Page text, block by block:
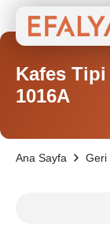
Kafes Tipi
1016A
Ana Sayfa Geri